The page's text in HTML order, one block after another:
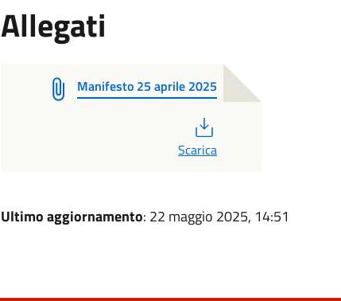
Allegati
Manifesto 25 aprile 2025
Scarica
Ultimo aggiornamento: 22 maggio 2025, 14:51